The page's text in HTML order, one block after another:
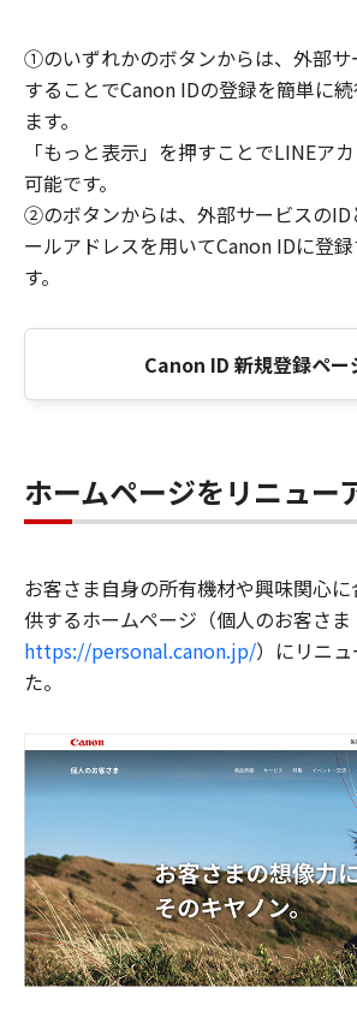
①のいずれかのボタンからは、外部サ
することでCanon IDの登録を簡単に
ます。
「もっと表示」を押すことでLINEア
可能です。
②のボタンからは、外部サービスのID
ールアドレスを用いてCanon IDに登
す。
Canon ID 新規登録ペー
ホームページをリニュー
お客さま自身の所有機材や興味関心
供するホームページ（個人のお客さま
https://personal.canon.jp/）にリニ
た。